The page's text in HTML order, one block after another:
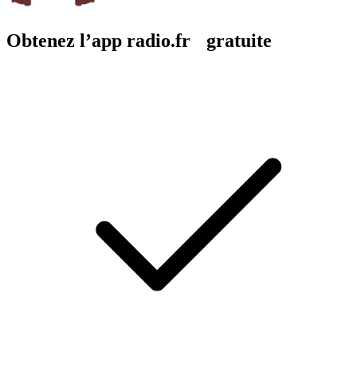
Obtenez l’app radio.fr gratuite